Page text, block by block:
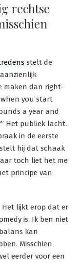
rechtse
stelt de
maken dan right-
when you start
a year and
Het publiek lacht.
in de eerste
hij dat schaak
toch liet het me
principe van
Het lijkt erop dat er
is. Ik ben niet
kan
Misschien
eerder voor een